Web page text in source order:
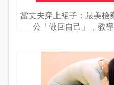
當丈夫穿上裙子：最美檢
公「做回自己」，教